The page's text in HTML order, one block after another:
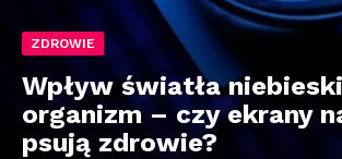
ZDROWIE
Wpływ światła
organizm – czy ekrany
psują zdrowie?